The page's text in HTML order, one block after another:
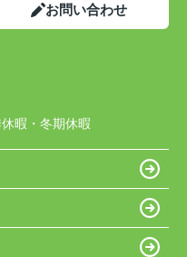
お問い合わせ
暇・冬期休暇